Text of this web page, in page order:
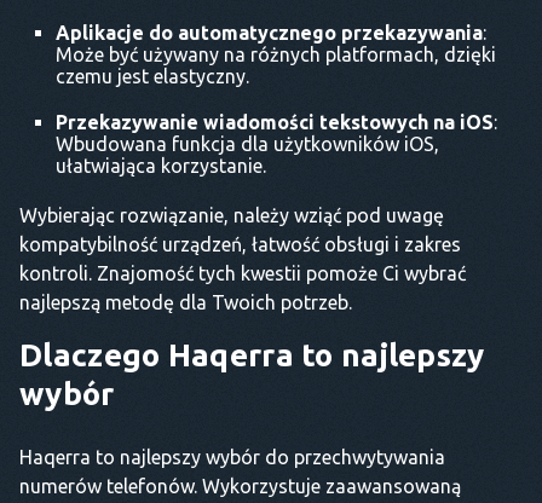
Aplikacje do automatycznego przekazywania:
Może być używany na różnych platformach, dzięki
czemu jest elastyczny.
Przekazywanie wiadomości tekstowych na iOS:
Wbudowana funkcja dla użytkowników iOS,
ułatwiająca korzystanie.
Wybierając rozwiązanie, należy wziąć pod uwagę
kompatybilność urządzeń, łatwość obsługi i zakres
kontroli. Znajomość tych kwestii pomoże Ci wybrać
najlepszą metodę dla Twoich potrzeb.
Dlaczego Haqerra to najlepszy
wybór
Haqerra to najlepszy wybór do przechwytywania
numerów telefonów. Wykorzystuje zaawansowaną